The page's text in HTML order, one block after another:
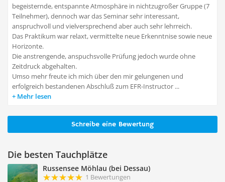
begeisternde, entspannte Atmosphäre in nichtzugroßer Gruppe (7
Teilnehmer), dennoch war das Seminar sehr interessant,
anspruchvoll und vielversprechend aber auch sehr lehrreich.
Das Praktikum war relaxt, vermittelte neue Erkenntnise sowie neue
Horizonte.
Die anstrengende, anspuchsvolle Prüfung jedoch wurde ohne
Zeitdruck abgehalten.
Umso mehr freute ich mich über den mir gelungenen und
erfolgreich bestandenen Abschluß zum EFR-Instructor ...
Mehr lesen
Schreibe eine Bewertung
Die besten Tauchplätze
Russensee Möhlau (bei Dessau)
1 Bewertungen